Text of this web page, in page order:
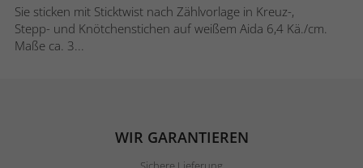
Sie sticken mit Sticktwist nach Zählvorlage in Kreuz-,
Stepp- und Knötchenstichen auf weißem Aida 6,4 Kä./cm.
Maße ca. 3...
WIR GARANTIEREN